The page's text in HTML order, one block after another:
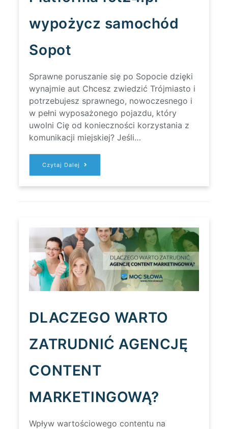
wypożycz samochód
Sopot
Sprawne poruszanie się po Sopocie dzięki
wynajmie aut Chcesz zwiedzić Trójmiasto i
potrzebujesz sprawnego, nowoczesnego i
w pełni wyposażonego pojazdu, który
uwolni Cię od konieczności korzystania z
komunikacji miejskiej? Jeśli…
Czytaj Dalej
Platforma Fct24.pl –
Samochód
Sopot
DLACZEGO WARTO
ZATRUDNIĆ AGENCJĘ
CONTENT
MARKETINGOWĄ?
Wpływ wartościowego contentu na